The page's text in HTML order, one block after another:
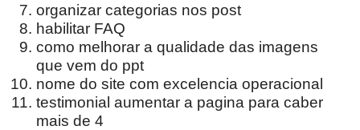
organizar categorias nos post
habilitar FAQ
como melhorar a qualidade das imagens
que vem do ppt
nome do site com excelencia operacional
testimonial aumentar a pagina para caber
mais de 4